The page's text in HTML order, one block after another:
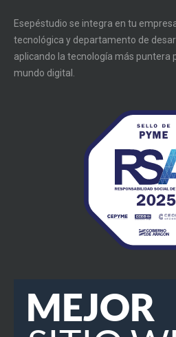
Esepéstudio se integra en tu
tecnológica y departamento de
aplicando la tecnología más puntera
mundo digital.